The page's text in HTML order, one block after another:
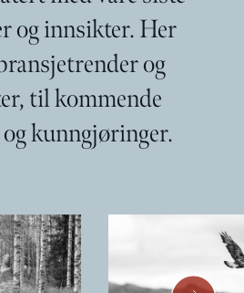
og innsikter. Her
og
til kommende
kunngjøringer.